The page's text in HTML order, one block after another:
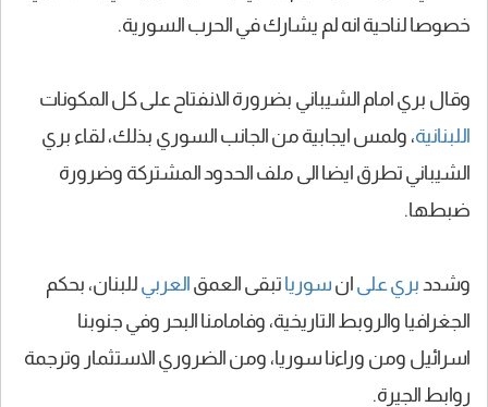
خصوصا لناحية انه لم يشارك في الحرب السورية.
وقال بري امام الشيباني بضرورة الانفتاح على كل المكونات
اللبنانية، ولمس ايجابية من الجانب السوري بذلك، لقاء بري
الشيباني تطرق ايضا الى ملف الحدود المشتركة وضرورة
ضبطها.
وشدد بري على ان سوريا تبقى العمق العربي للبنان، بحكم
الجغرافيا والروبط التاريخية، وفامامنا البحر وفي جنوبنا
اسرائيل ومن وراءنا سوريا، ومن الضروري الاستثمار وترجمة
روابط الجيرة.